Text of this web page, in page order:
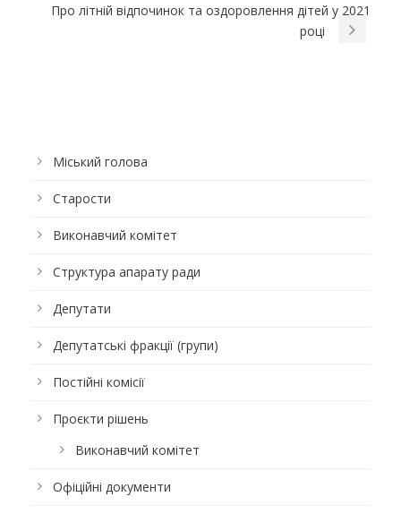
Про літній відпочинок та оздоровлення дітей у 2021
році
Міський голова
Старости
Виконавчий комітет
Структура апарату ради
Депутати
Депутатські фракції (групи)
Постійні комісії
Проєкти рішень
Виконавчий комітет
Офіційні документи